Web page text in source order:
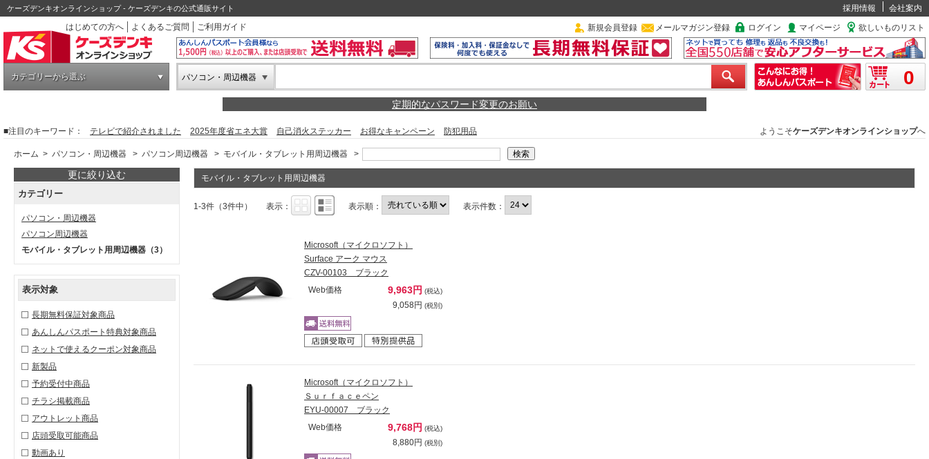
ケーズデンキオンラインショップ - ケーズデンキの公式通販サイト 採用情報
会社案内
はじめての方へ
よくあるご質問 ご利用ガイド 新規会員登録 メールマガジン登録 ログイン マイページ 欲しいものリスト
カテゴリーから選ぶ パソコン・周辺機器 0
定期的なパスワード変更のお願い
■注目のキーワード： テレビで紹介されました 2025年度省エネ大賞 自己消火ステッカー お得なキャンペーン 防犯用品 ようこそケーズデンキオンラインショップへ
ホーム > パソコン・周辺機器 > パソコン周辺機器 > モバイル・タブレット用周辺機器 >
更に絞り込む
カテゴリー
パソコン・周辺機器
パソコン周辺機器
モバイル・タブレット用周辺機器 （3）
表示対象
長期無料保証対象商品
あんしんパスポート特典対象商品
ネットで使えるクーポン対象商品
新製品
予約受付中商品
チラシ掲載商品
アウトレット商品
店頭受取可能商品
動画あり
モバイル・タブレット用周辺機器
1-3件（3件中） 表示： 表示順： 表示件数：
Microsoft（マイクロソフト）
Surface アーク マウス
CZV-00103 ブラック
Web価格
9,963円 (税込)
9,058円 (税別)
Microsoft（マイクロソフト）
Ｓｕｒｆａｃｅペン
EYU-00007 ブラック
Web価格
9,768円 (税込)
8,880円 (税別)